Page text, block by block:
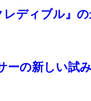
ディブル』の
の新しい試